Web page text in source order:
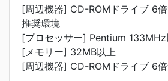
[周辺機器] CD-ROMドライブ 6
推奨環境
[プロセッサー] Pentium 133MHz
[メモリー] 32MB以上
[周辺機器] CD-ROMドライブ 6